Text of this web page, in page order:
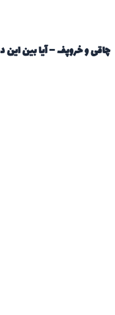
چاقی و خروپف – آیا بین این